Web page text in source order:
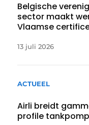
Belgische
sector maakt
Vlaamse
13 juli 2026
ACTUEEL
Airli breidt
profile tankpomp